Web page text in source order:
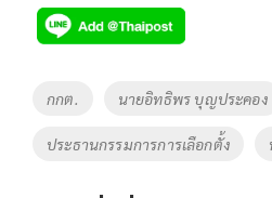
e
b
o
k
tt
er
p
y
Li
k
Tags
กกต. นายอิทธิพร บุญประคอง
ประธานกรรมการการเลือกตั้ง